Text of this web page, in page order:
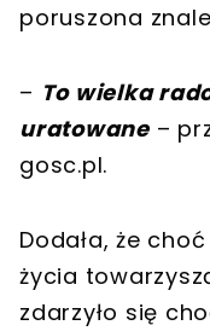
poruszona
– To wielka
uratowane–
gosc.pl.
Dodała, że
życia
zdarzyło się